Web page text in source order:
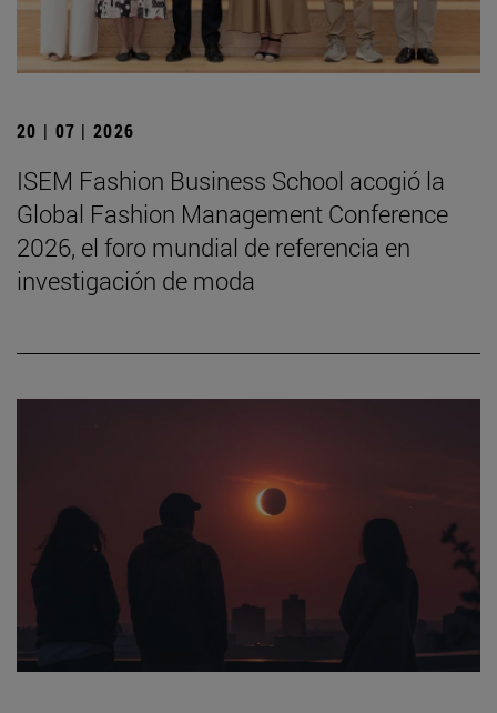
20 | 07 | 2026
ISEM Fashion Business School acogió la
Global Fashion Management Conference
2026, el foro mundial de referencia en
investigación de moda